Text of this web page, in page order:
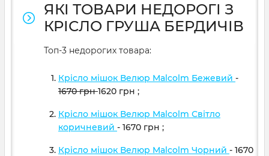
ЯКІ ТОВАРИ НЕДОРОГІ З
КРІСЛО ГРУША БЕРДИЧІВ
Топ-3 недорогих товара:
Крісло мішок Велюр Malcolm Бежевий -
1670грн1620 грн ;
Крісло мішок Велюр Malcolm Світло
коричневий - 1670 грн ;
Крісло мішок Велюр Malcolm Чорний - 1670